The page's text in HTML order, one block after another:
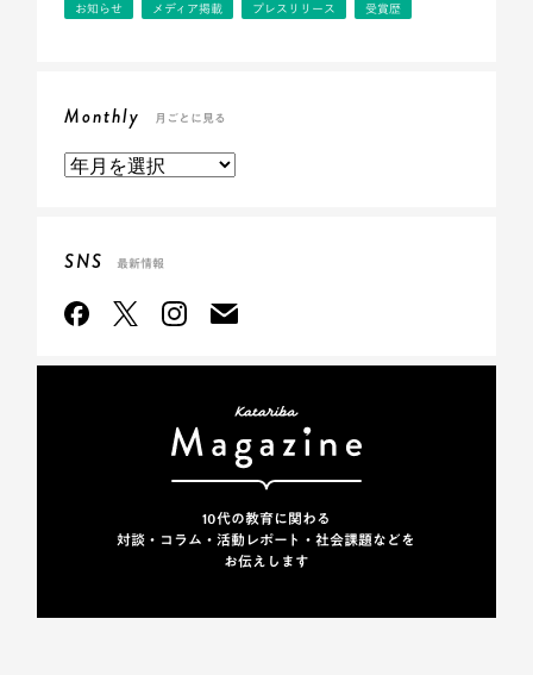
お知らせ メディア掲載 プレスリリース 受賞歴
Monthly 月ごとに見る
SNS 最新情報
10代の教育に関わる
対談・コラム・活動レポート・社会課題などを
お伝えします